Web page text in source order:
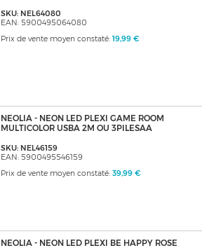
SKU: NEL64080
EAN: 5900495064080
Prix de vente moyen constaté: 19,99 €
NEOLIA - NEON LED PLEXI GAME ROOM
MULTICOLOR USBA 2M OU 3PILESAA
SKU: NEL46159
EAN: 5900495546159
Prix de vente moyen constaté: 39,99 €
NEOLIA - NEON LED PLEXI BE HAPPY ROSE